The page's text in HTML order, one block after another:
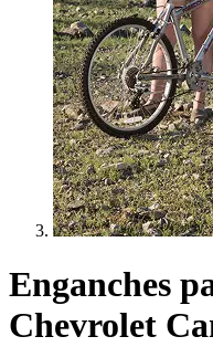
Enganches
Chevrolet